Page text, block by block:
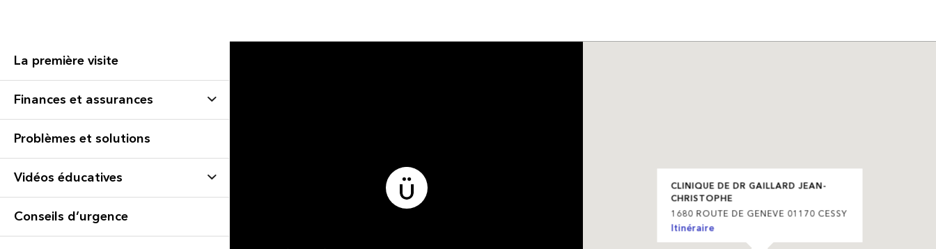
La première visite
Finances et assurances
Problèmes et solutions
Vidéos éducatives
Conseils d’urgence
CLINIQUE DE DR GAILLARD JEAN-
CHRISTOPHE
1680 ROUTE DE GENEVE 01170 CESSY
Itinéraire